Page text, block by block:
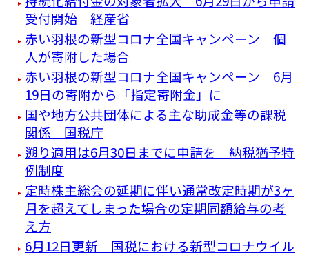
受付開始 経産省
赤い羽根の新型コロナ全国キャンペーン 個
人が寄附した場合
赤い羽根の新型コロナ全国キャンペーン 6月
19日の寄附から「指定寄附金」に
国や地方公共団体による主な助成金等の課税
関係 国税庁
遡り適用は6月30日までに申請を 納税猶予特
例制度
定時株主総会の延期に伴い通常改定時期が3ヶ
月を超えてしまった場合の定期同額給与の考
え方
6月12日更新 国税における新型コロナウイル